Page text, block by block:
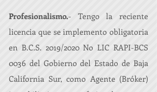
Profesionalismo.- Tengo la reciente
licencia que se implemento obligatoria
en B.C.S. 2019/2020 No LIC RAPI-BCS
0036 del Gobierno del Estado de Baja
California Sur, como Agente (Bróker)